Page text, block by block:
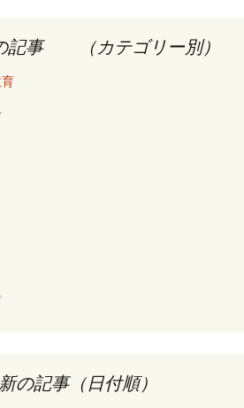
記事 （カテゴリー別）
の記事（日付順）